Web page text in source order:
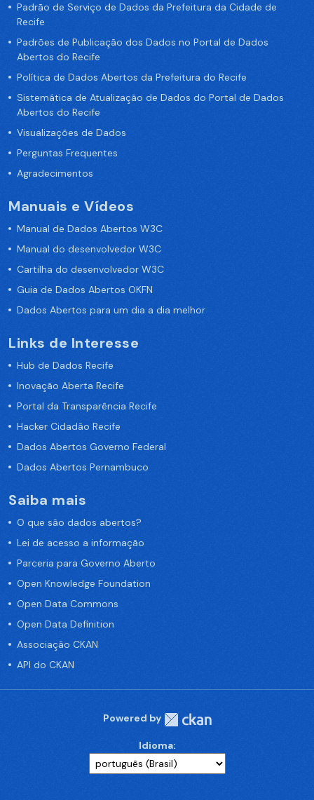
Padrão de Serviço de Dados da Prefeitura da Cidade de
Recife
Padrões de Publicação dos Dados no Portal de Dados
Abertos do Recife
Política de Dados Abertos da Prefeitura do Recife
Sistemática de Atualização de Dados do Portal de Dados
Abertos do Recife
Visualizações de Dados
Perguntas Frequentes
Agradecimentos
Manuais e Vídeos
Manual de Dados Abertos W3C
Manual do desenvolvedor W3C
Cartilha do desenvolvedor W3C
Guia de Dados Abertos OKFN
Dados Abertos para um dia a dia melhor
Links de Interesse
Hub de Dados Recife
Inovação Aberta Recife
Portal da Transparência Recife
Hacker Cidadão Recife
Dados Abertos Governo Federal
Dados Abertos Pernambuco
Saiba mais
O que são dados abertos?
Lei de acesso a informação
Parceria para Governo Aberto
Open Knowledge Foundation
Open Data Commons
Open Data Definition
Associação CKAN
API do CKAN
Powered by
Idioma